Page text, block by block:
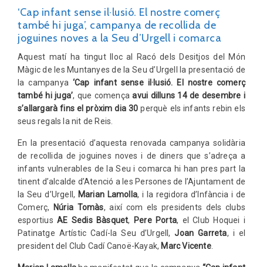
‘Cap infant sense il·lusió. El nostre comerç
també hi juga’, campanya de recollida de
joguines noves a la Seu d’Urgell i comarca
Aquest matí ha tingut lloc al Racó dels Desitjos del Món
Màgic de les Muntanyes de la Seu d’Urgell la presentació de
la campanya ‘Cap infant sense il·lusió. El nostre comerç
també hi juga’, que començaavui dilluns 14 de desembre i
s’allargarà fins el pròxim dia 30 perquè els infants rebin els
seus regals la nit de Reis.
En la presentació d’aquesta renovada campanya solidària
de recollida de joguines noves i de diners que s’adreça a
infants vulnerables de la Seu i comarca hi han pres part la
tinent d’alcalde d’Atenció a les Persones de l’Ajuntament de
la Seu d’Urgell, Marian Lamolla, i la regidora d’Infància i de
Comerç,
Núria Tomàs, així com els presidents dels clubs
esportiusAE Sedis Bàsquet, Pere Porta, el Club Hoquei i
Patinatge Artístic Cadí-la Seu d’Urgell,Joan Garreta, i el
president del Club Cadí Canoë-Kayak, Marc Vicente.